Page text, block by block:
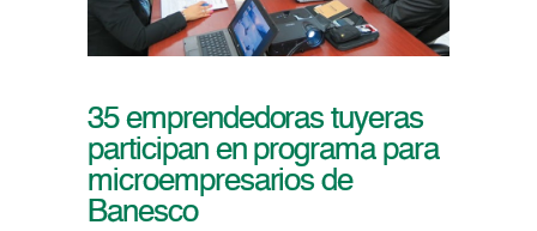
35 emprendedoras tuyeras
participan en programa para
microempresarios de
Banesco